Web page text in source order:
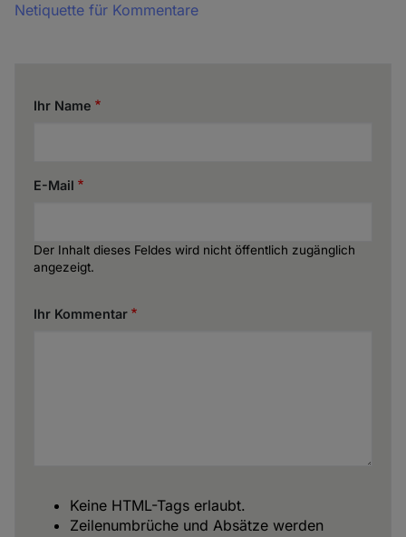
Netiquette für Kommentare
Ihr Name
E-Mail
Der Inhalt dieses Feldes wird nicht öffentlich zugänglich
angezeigt.
Ihr Kommentar
Keine HTML-Tags erlaubt.
Zeilenumbrüche und Absätze werden